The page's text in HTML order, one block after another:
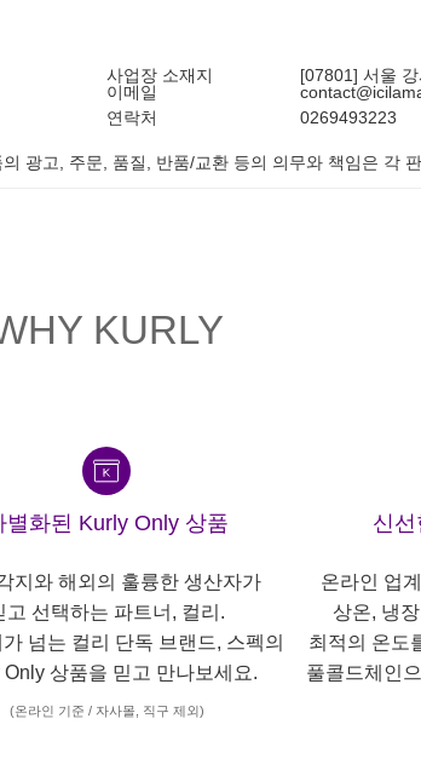
사업장 소재지
[07801] 서울
이메일
연락처 0269493223
광고, 주문, 품질, 반품/교환 등의 의무와 책임은 각
KURLY
별화된 Kurly Only 상품
지와 해외의 훌륭한 생산자가
고 선택하는 파트너, 컬리.
넘는 컬리 단독 브랜드, 스펙의
Only 상품을 믿고 만나보세요.
(온라인 기준 / 자사몰, 직구 제외)
신
온라인 업
상온, 냉
최적의 온도
풀콜드체인